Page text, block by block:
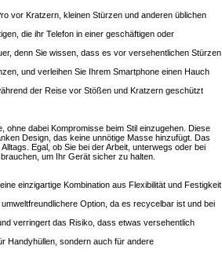
vor Kratzern, kleinen Stürzen und anderen üblichen
die ihr Telefon in einer geschäftigen oder
denn Sie wissen, dass es vor versehentlichen Stürzen
und verleihen Sie Ihrem Smartphone einen Hauch
der Reise vor Stößen und Kratzern geschützt
ohne dabei Kompromisse beim Stil einzugehen. Diese
Design, das keine unnötige Masse hinzufügt. Das
Egal, ob Sie bei der Arbeit, unterwegs oder bei
um Ihr Gerät sicher zu halten.
einzigartige Kombination aus Flexibilität und Festigkeit,
Option, da es recycelbar ist und bei
verringert das Risiko, dass etwas versehentlich
Handyhüllen, sondern auch für andere